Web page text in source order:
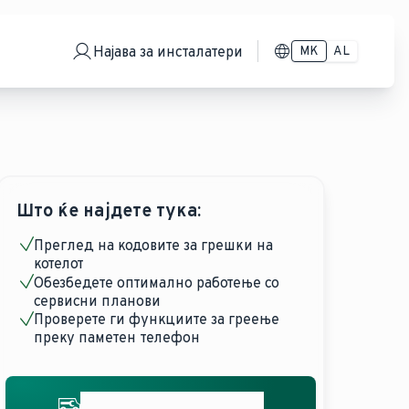
Најава за инсталатери MK AL
Што ќе најдете тука:
Преглед на кодовите за грешки на
котелот
Обезбедете оптимално работење со
сервисни планови
Проверете ги функциите за греење
преку паметен телефон
Добијте стручна помош